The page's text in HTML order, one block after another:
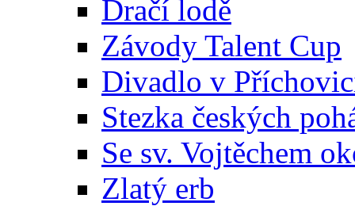
Dračí lodě
Závody Talent Cup
Divadlo v
Stezka českých
Se sv. Vojtěchem
Zlatý erb